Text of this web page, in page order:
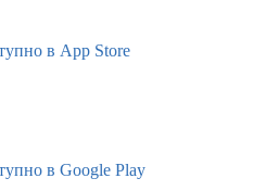
в App Store
в Google Play